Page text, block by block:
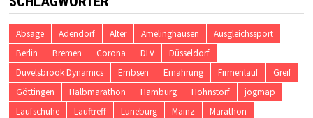
Absage Adendorf Alter Amelinghausen
Ausgleichssport
Berlin
Bremen Corona DLV
Düsseldorf
Düvelsbrook Dynamics
Embsen Ernährung Firmenlauf
Greif
Göttingen
Halbmarathon Hamburg Hohnstorf
jogmap
Laufschuhe
Lauftreff Lüneburg Mainz
Marathon